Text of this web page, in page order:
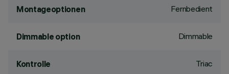
Montageoptionen Fernbedient
Dimmable option Dimmable
Kontrolle Triac